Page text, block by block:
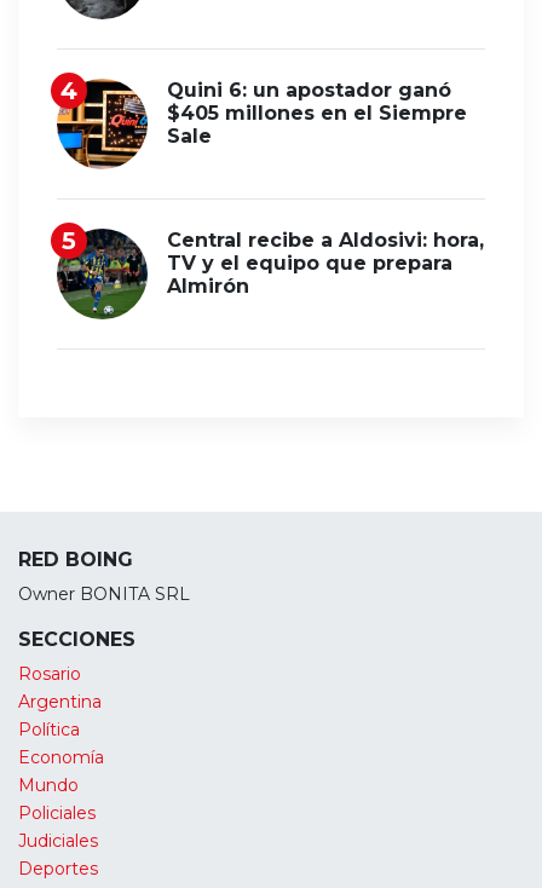
Quini 6: un apostador ganó
$405 millones en el Siempre
Sale
Central recibe a Aldosivi: hora,
TV y el equipo que prepara
Almirón
RED BOING
Owner BONITA SRL
SECCIONES
Rosario
Argentina
Política
Economía
Mundo
Policiales
Judiciales
Deportes